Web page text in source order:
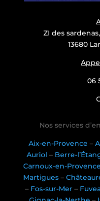
ZI des
13680
06
Nos services
Aix-en-Provence –
Auriol – Berre-
Carnoux-en-Provence
Martigues –
– Fos-sur-Mer–